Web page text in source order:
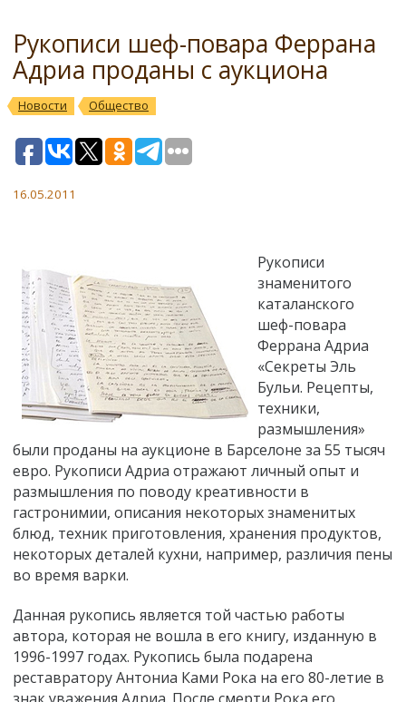
Рукописи шеф-повара Феррана
Адриа проданы с аукциона
Новости Общество
16.05.2011
Рукописи
знаменитого
каталанского
шеф-повара
Феррана Адриа
«Секреты Эль
Бульи. Рецепты,
техники,
размышления»
были проданы на аукционе в Барселоне за 55 тысяч
евро. Рукописи Адриа отражают личный опыт и
размышления по поводу креативности в
гастронимии, описания некоторых знаменитых
блюд, техник приготовления, хранения продуктов,
некоторых деталей кухни, например, различия пены
во время варки.
Данная рукопись является той частью работы
автора, которая не вошла в его книгу, изданную в
1996-1997 годах. Рукопись была подарена
реставратору Антониа Ками Рока на его 80-летие в
знак уважения Адриа. После смерти Рока его